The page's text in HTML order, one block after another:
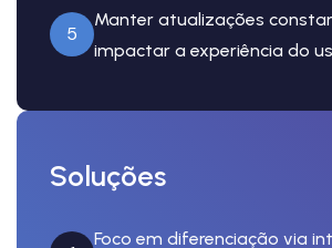
5
Manter atualizações
impactar a experiência do
Soluções
Foco em diferenciação via